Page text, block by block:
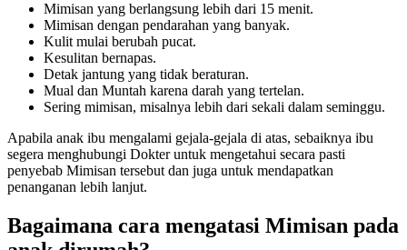
Mimisan yang berlangsung lebih dari 15 menit.
Mimisan dengan pendarahan yang banyak.
Kulit mulai berubah pucat.
Kesulitan bernapas.
Detak jantung yang tidak beraturan.
Mual dan Muntah karena darah yang tertelan.
Sering mimisan, misalnya lebih dari sekali dalam seminggu.
Apabila anak ibu mengalami gejala-gejala di atas, sebaiknya ibu
segera menghubungi Dokter untuk mengetahui secara pasti
penyebab Mimisan tersebut dan juga untuk mendapatkan
penanganan lebih lanjut.
Bagaimana cara mengatasi Mimisan pada